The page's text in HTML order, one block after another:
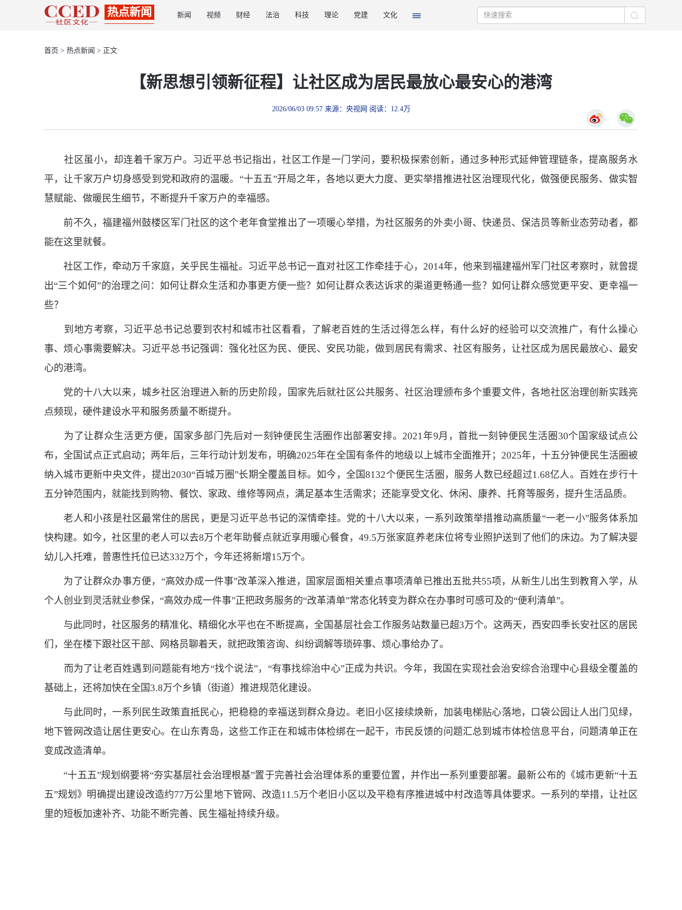
热点新闻 新闻 视频 财经 法治 科技 理论 党建 文化
首页 > 热点新闻 > 正文
【新思想引领新征程】让社区成为居民最放心最安心的港湾
2026/06/03 09:57 来源：央视网 阅读：12.4万
社区虽小，却连着千家万户。习近平总书记指出，社区工作是一门学问，要积极探索创新，通过多种形式延伸管理链条，提高服务水
平，让千家万户切身感受到党和政府的温暖。“十五五”开局之年，各地以更大力度、更实举措推进社区治理现代化，做强便民服务、做实智
慧赋能、做暖民生细节，不断提升千家万户的幸福感。
前不久，福建福州鼓楼区军门社区的这个老年食堂推出了一项暖心举措，为社区服务的外卖小哥、快递员、保洁员等新业态劳动者，都
能在这里就餐。
社区工作，牵动万千家庭，关乎民生福祉。习近平总书记一直对社区工作牵挂于心，2014年，他来到福建福州军门社区考察时，就曾提
出“三个如何”的治理之问：如何让群众生活和办事更方便一些？如何让群众表达诉求的渠道更畅通一些？如何让群众感觉更平安、更幸福一
些？
到地方考察，习近平总书记总要到农村和城市社区看看，了解老百姓的生活过得怎么样，有什么好的经验可以交流推广，有什么操心
事、烦心事需要解决。习近平总书记强调：强化社区为民、便民、安民功能，做到居民有需求、社区有服务，让社区成为居民最放心、最安
心的港湾。
党的十八大以来，城乡社区治理进入新的历史阶段，国家先后就社区公共服务、社区治理颁布多个重要文件，各地社区治理创新实践亮
点频现，硬件建设水平和服务质量不断提升。
为了让群众生活更方便，国家多部门先后对一刻钟便民生活圈作出部署安排。2021年9月，首批一刻钟便民生活圈30个国家级试点公
布，全国试点正式启动；两年后，三年行动计划发布，明确2025年在全国有条件的地级以上城市全面推开；2025年，十五分钟便民生活圈被
纳入城市更新中央文件，提出2030“百城万圈”长期全覆盖目标。如今，全国8132个便民生活圈，服务人数已经超过1.68亿人。百姓在步行十
五分钟范围内，就能找到购物、餐饮、家政、维修等网点，满足基本生活需求；还能享受文化、休闲、康养、托育等服务，提升生活品质。
老人和小孩是社区最常住的居民，更是习近平总书记的深情牵挂。党的十八大以来，一系列政策举措推动高质量“一老一小”服务体系加
快构建。如今，社区里的老人可以去8万个老年助餐点就近享用暖心餐食，49.5万张家庭养老床位将专业照护送到了他们的床边。为了解决婴
幼儿入托难，普惠性托位已达332万个，今年还将新增15万个。
为了让群众办事方便，“高效办成一件事”改革深入推进，国家层面相关重点事项清单已推出五批共55项，从新生儿出生到教育入学，从
个人创业到灵活就业参保，“高效办成一件事”正把政务服务的“改革清单”常态化转变为群众在办事时可感可及的“便利清单”。
与此同时，社区服务的精准化、精细化水平也在不断提高，全国基层社会工作服务站数量已超3万个。这两天，西安四季长安社区的居民
们，坐在楼下跟社区干部、网格员聊着天，就把政策咨询、纠纷调解等琐碎事、烦心事给办了。
而为了让老百姓遇到问题能有地方“找个说法”，“有事找综治中心”正成为共识。今年，我国在实现社会治安综合治理中心县级全覆盖的
基础上，还将加快在全国3.8万个乡镇（街道）推进规范化建设。
与此同时，一系列民生政策直抵民心，把稳稳的幸福送到群众身边。老旧小区接续焕新，加装电梯贴心落地，口袋公园让人出门见绿，
地下管网改造让居住更安心。在山东青岛，这些工作正在和城市体检绑在一起干，市民反馈的问题汇总到城市体检信息平台，问题清单正在
变成改造清单。
“十五五”规划纲要将“夯实基层社会治理根基”置于完善社会治理体系的重要位置，并作出一系列重要部署。最新公布的《城市更新“十五
五”规划》明确提出建设改造约77万公里地下管网、改造11.5万个老旧小区以及平稳有序推进城中村改造等具体要求。一系列的举措，让社区
里的短板加速补齐、功能不断完善、民生福祉持续升级。